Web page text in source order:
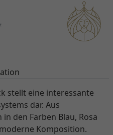
stellt eine interessante
dar. Aus
den Farben Blau, Rosa
Komposition.